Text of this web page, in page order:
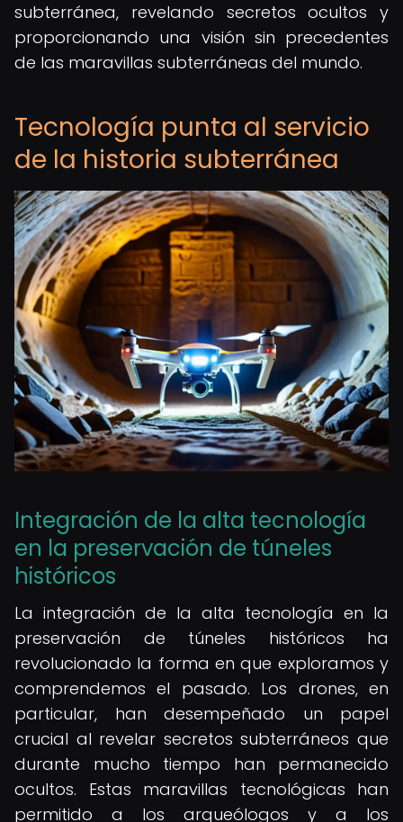
subterránea, revelando secretos ocultos y
proporcionando una visión sin precedentes
de las maravillas subterráneas del mundo.
Tecnología punta al servicio
de la historia subterránea
Integración de la alta tecnología
en la preservación de túneles
históricos
La integración de la alta tecnología en la
preservación de túneles históricos ha
revolucionado la forma en que exploramos y
comprendemos el pasado. Los drones, en
particular, han desempeñado un papel
crucial al revelar secretos subterráneos que
durante mucho tiempo han permanecido
ocultos. Estas maravillas tecnológicas han
permitido a los arqueólogos y a los